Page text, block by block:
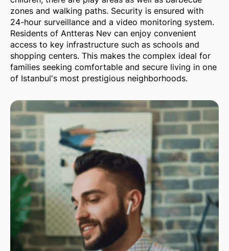
zones and walking paths. Security is ensured with
24-hour surveillance and a video monitoring system.
Residents of Antteras Nev can enjoy convenient
access to key infrastructure such as schools and
shopping centers. This makes the complex ideal for
families seeking comfortable and secure living in one
of Istanbul's most prestigious neighborhoods.